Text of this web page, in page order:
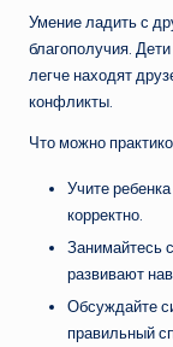
Умение ладить с
благополучия.
легче находят
конфликты.
Что можно
Учите
корректно.
Занимайтесь
развивают
Обсуждайте
правильный